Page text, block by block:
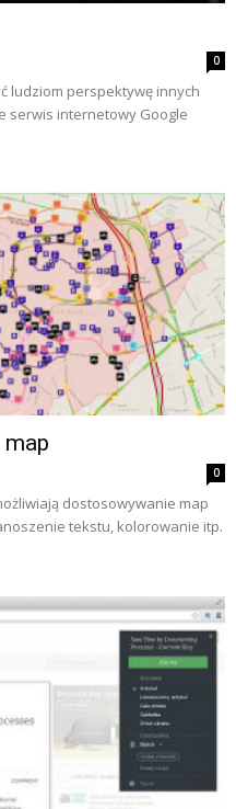
0
ludziom perspektywę innych
serwis internetowy Google
0
dostosowywanie map
tekstu, kolorowanie itp.